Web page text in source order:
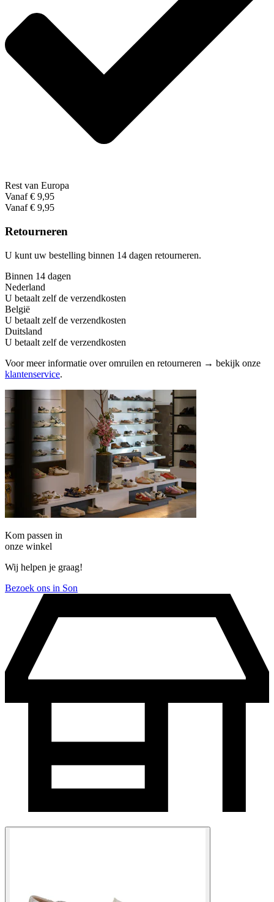
Rest van Europa
Vanaf € 9,95
Vanaf € 9,95
Retourneren
U kunt uw bestelling binnen 14 dagen retourneren.
Binnen 14 dagen
Nederland
U betaalt zelf de verzendkosten
België
U betaalt zelf de verzendkosten
Duitsland
U betaalt zelf de verzendkosten
Voor meer informatie over omruilen en retourneren → bekijk onze
klantenservice.
Kom passen in
onze winkel
Wij helpen je graag!
Bezoek ons in Son